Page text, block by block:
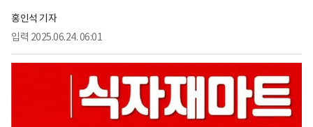
홍인석 기자
입력 2025.06.24. 06:01